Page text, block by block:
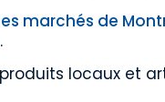
marchés de
locaux et